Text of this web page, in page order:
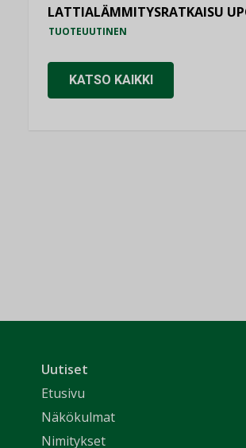
LATTIALÄMMITYSRATKAISU
TUOTEUUTINEN
KATSO KAIKKI
Uutiset
Etusivu
Näkökulmat
Nimitykset